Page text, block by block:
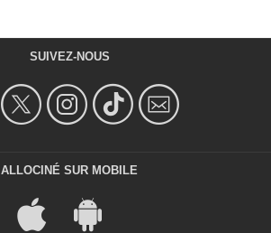
SUIVEZ-NOUS
ALLOCINÉ SUR MOBILE